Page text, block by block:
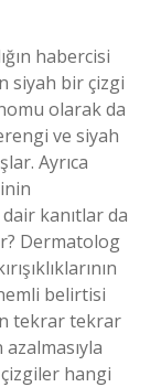
habercisi
siyah bir çizgi
olarak da
ve siyah
Ayrıca
kanıtlar da
Dermatolog
belirtisi
tekrar tekrar
hangi